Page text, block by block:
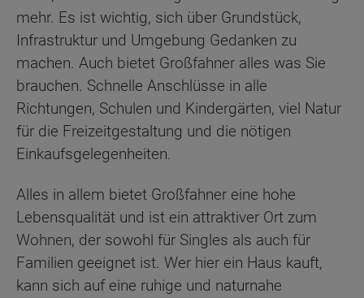
mehr. Es ist wichtig, sich über Grundstück,
Infrastruktur und Umgebung Gedanken zu
machen. Auch bietet Großfahner alles was Sie
brauchen. Schnelle Anschlüsse in alle
Richtungen, Schulen und Kindergärten, viel Natur
für die Freizeitgestaltung und die nötigen
Einkaufsgelegenheiten.
Alles in allem bietet Großfahner eine hohe
Lebensqualität und ist ein attraktiver Ort zum
Wohnen, der sowohl für Singles als auch für
Familien geeignet ist. Wer hier ein Haus kauft,
kann sich auf eine ruhige und naturnahe